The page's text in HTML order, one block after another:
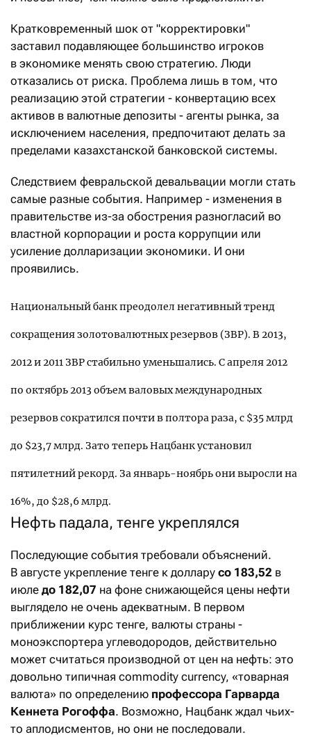
Кратковременный шок от "корректировки"
заставил подавляющее большинство игроков
в экономике менять свою стратегию. Люди
отказались от риска. Проблема лишь в том, что
реализацию этой стратегии - конвертацию всех
активов в валютные депозиты - агенты рынка, за
исключением населения, предпочитают делать за
пределами казахстанской банковской системы.
Следствием февральской девальвации могли стать
самые разные события. Например - изменения в
правительстве из-за обострения разногласий во
властной корпорации и роста коррупции или
усиление долларизации экономики. И они
проявились.
Национальный банк преодолел негативный тренд
сокращения золотовалютных резервов (ЗВР). В 2013,
2012 и 2011 ЗВР стабильно уменьшались. С апреля 2012
по октябрь 2013 объем валовых международных
резервов сократился почти в полтора раза, с $35 млрд
до $23,7 млрд. Зато теперь Нацбанк установил
пятилетний рекорд. За январь-ноябрь они выросли на
16%, до $28,6 млрд.
Нефть падала, тенге укреплялся
Последующие события требовали объяснений.
В августе укрепление тенге к доллару со 183,52 в
июле до 182,07 на фоне снижающейся цены нефти
выглядело не очень адекватным. В первом
приближении курс тенге, валюты страны -
моноэкспортера углеводородов, действительно
может считаться производной от цен на нефть: это
довольно типичная commodity currency, «товарная
валюта» по определению профессора Гарварда
Кеннета Рогоффа. Возможно, Нацбанк ждал чьих-
то аплодисментов, но они не последовали.